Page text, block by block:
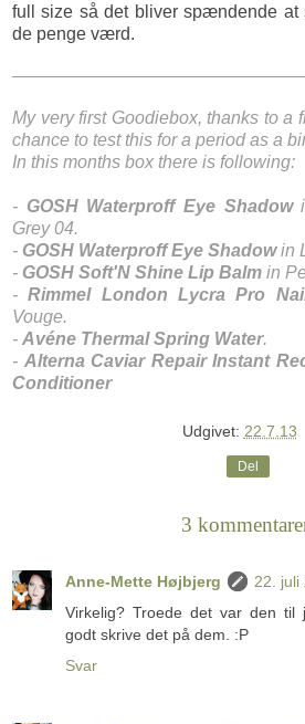
full size så det bliver spændende at
de penge værd.
My very first Goodiebox, thanks to a
chance to test this for a period as a
In this months box there is following:
- GOSH Waterproff Eye Shadow
Grey 04.
- GOSH Waterproff Eye Shadowin
- GOSH Soft'N Shine Lip Balm in
-Rimmel London Lycra Pro
Vouge.
- Avéne Thermal Spring Water.
- Alterna Caviar Repair Instant
Conditioner
Udgivet: 22.7.13
Del
3
Anne-Mette Højbjerg
22. juli
Virkelig? Troede det var den til
godt skrive det på dem. :P
Svar